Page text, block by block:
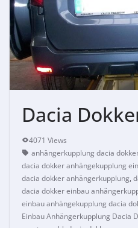
Dacia
4071 Views
anhängerkupplung dacia
dacia dokker anhängekupplung
dacia dokker anhängerkupplung,
dacia dokker einbau
einbau anhängekupplung dacia
Einbau Anhängerkupplung Dacia